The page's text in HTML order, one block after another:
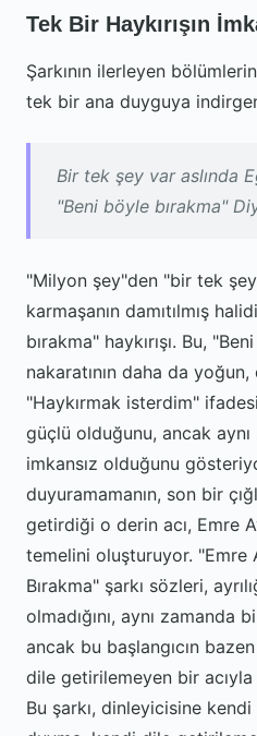
Tek Bir Haykırışın
Şarkının ilerleyen
tek bir ana duyguya
Bir tek şey var aslında
"Beni böyle bırakma"
"Milyon şey"den "bir tek
karmaşanın damıtılmış
bırakma" haykırışı. Bu,
nakaratının daha da
"Haykırmak isterdim"
güçlü olduğunu, ancak
imkansız olduğunu
duyuramamanın, son bir
getirdiği o derin acı, Emre
temelini oluşturuyor. "Emre
Bırakma" şarkı sözleri,
olmadığını, aynı zamanda
ancak bu başlangıcın
dile getirilemeyen bir
Bu şarkı, dinleyicisine kendi